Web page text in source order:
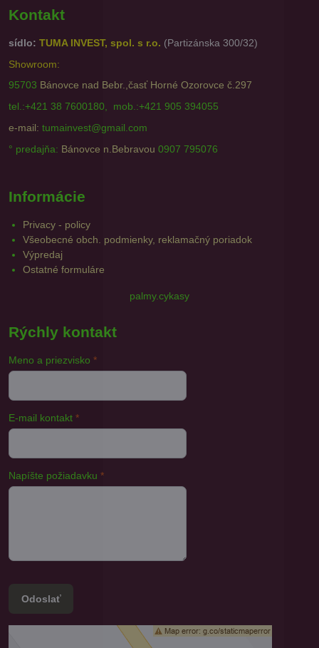
Kontakt
sídlo: TUMA INVEST, spol. s r.o. (Partizánska 300/32)
Showroom:
95703 Bánovce nad Bebr.,časť Horné Ozorovce č.297
tel.:+421 38 7600180, mob.:+421 905 394055
e-mail: tumainvest@gmail.com
° predajňa: Bánovce n.Bebravou 0907 795076
Informácie
Privacy - policy
Všeobecné obch. podmienky, reklamačný poriadok
Výpredaj
Ostatné formuláre
palmy.cykasy
Rýchly kontakt
Meno a priezvisko *
E-mail kontakt *
Napíšte požiadavku *
Odoslať